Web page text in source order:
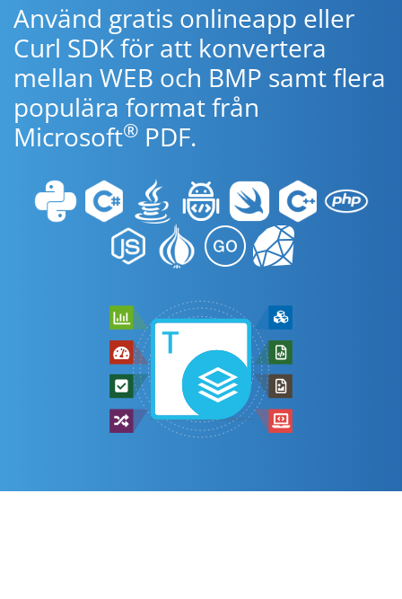
Använd gratis onlineapp eller
Curl SDK för att konvertera
mellan WEB och BMP samt flera
populära format från
Microsoft® PDF.